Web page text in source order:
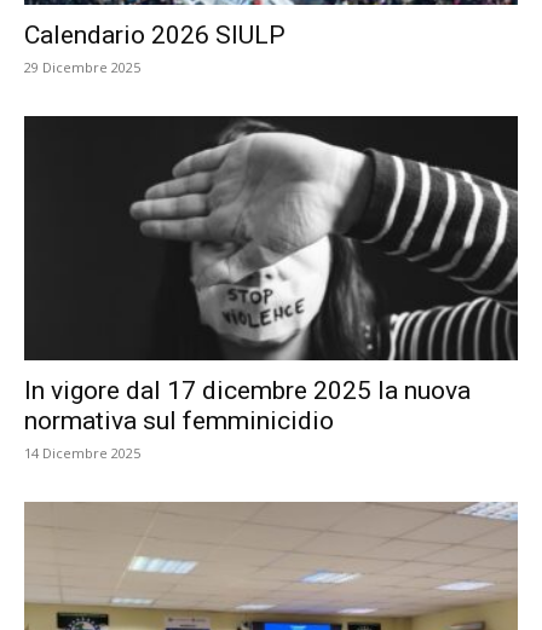
Calendario 2026 SIULP
29 Dicembre 2025
In vigore dal 17 dicembre 2025 la nuova
normativa sul femminicidio
14 Dicembre 2025